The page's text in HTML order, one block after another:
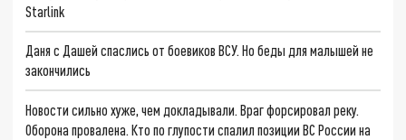
Starlink
Даня с Дашей спаслись от боевиков ВСУ. Но беды для малышей не
закончились
Новости сильно хуже, чем докладывали. Враг форсировал реку.
Оборона провалена. Кто по глупости спалил позиции ВС России на